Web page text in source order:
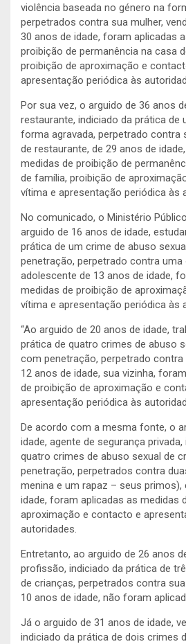
violência baseada no género na
perpetrados contra sua mulher,
30 anos de idade, foram aplicadas
proibição de permanência na casa
proibição de aproximação e
apresentação periódica às
Por sua vez, o arguido de 36 anos
restaurante, indiciado da prática de
forma agravada, perpetrado contra
de restaurante, de 29 anos de
medidas de proibição de
de família, proibição de
vítima e apresentação periódica às
No comunicado, o Ministério
arguido de 16 anos de idade,
prática de um crime de abuso
penetração, perpetrado contra uma
adolescente de 13 anos de idade,
medidas de proibição de
vítima e apresentação periódica às
“Ao arguido de 20 anos de idade,
prática de quatro crimes de abuso
com penetração, perpetrado
12 anos de idade, sua vizinha,
de proibição de aproximação e
apresentação periódica às
De acordo com a mesma fonte, o
idade, agente de segurança
quatro crimes de abuso sexual de
penetração, perpetrados contra
menina e um rapaz – seus primos),
idade, foram aplicadas as medidas
aproximação e contacto e
autoridades.
Entretanto, ao arguido de 26 anos
profissão, indiciado da prática de
de crianças, perpetrados contra
10 anos de idade, não foram
Já o arguido de 31 anos de idade,
indiciado da prática de dois crimes